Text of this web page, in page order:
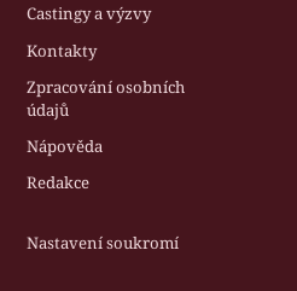
Castingy a výzvy
Kontakty
Zpracování osobních
údajů
Nápověda
Redakce
Nastavení soukromí